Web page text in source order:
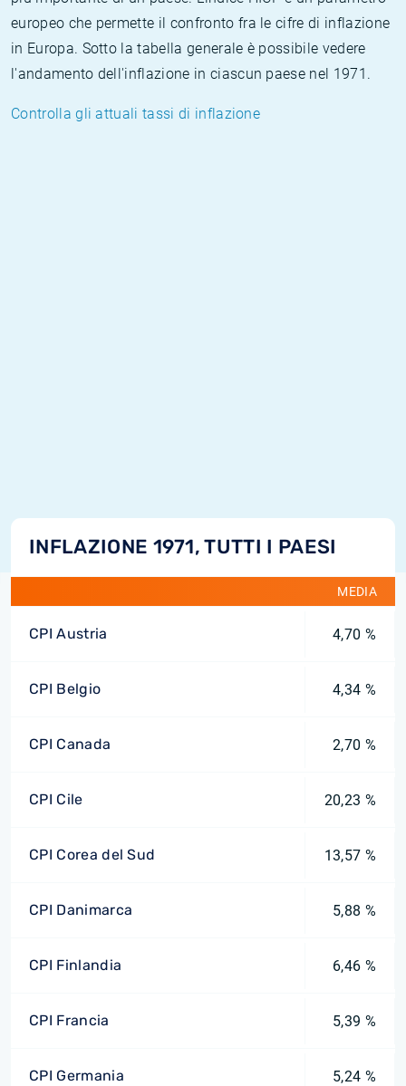
europeo che permette il confronto fra le cifre di inflazione
in Europa. Sotto la tabella generale è possibile vedere
l'andamento dell'inflazione in ciascun paese nel 1971.
Controlla gli attuali tassi di inflazione
INFLAZIONE 1971, TUTTI I PAESI
MEDIA
CPI Austria 4,70 %
CPI Belgio 4,34 %
CPI Canada 2,70 %
CPI Cile 20,23 %
CPI Corea del Sud 13,57 %
CPI Danimarca 5,88 %
CPI Finlandia 6,46 %
CPI Francia 5,39 %
CPI Germania 5,24 %